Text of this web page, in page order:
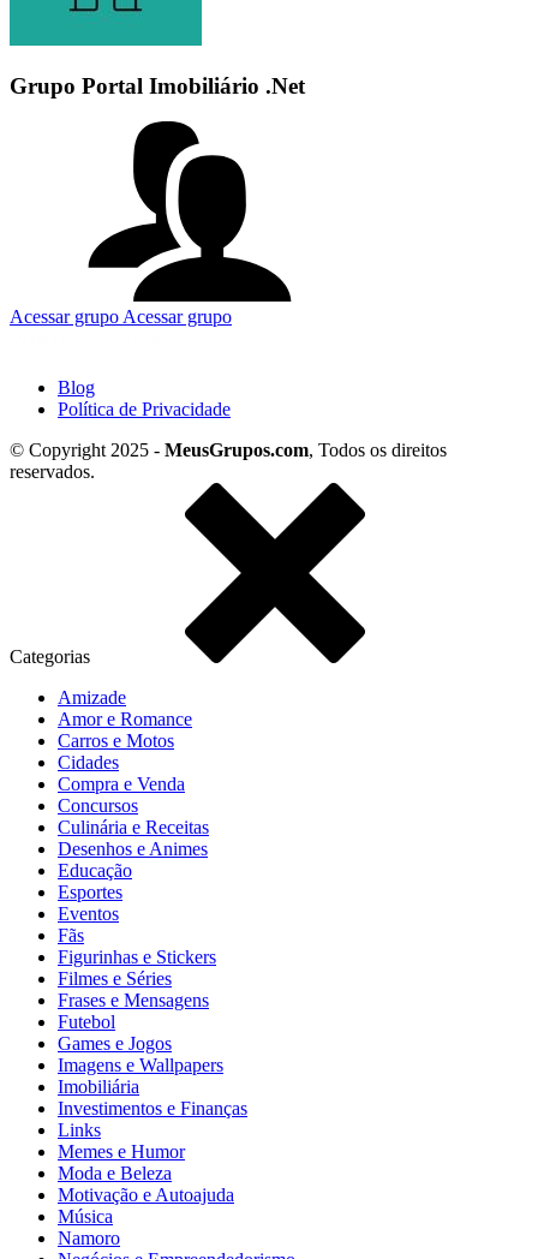
Grupo Portal Imobiliário .Net
Acessar grupo Acessar grupo
Blog
Política de Privacidade
© Copyright 2025 - MeusGrupos.com, Todos os direitos
reservados.
Categorias
Amizade
Amor e Romance
Carros e Motos
Cidades
Compra e Venda
Concursos
Culinária e Receitas
Desenhos e Animes
Educação
Esportes
Eventos
Fãs
Figurinhas e Stickers
Filmes e Séries
Frases e Mensagens
Futebol
Games e Jogos
Imagens e Wallpapers
Imobiliária
Investimentos e Finanças
Links
Memes e Humor
Moda e Beleza
Motivação e Autoajuda
Música
Namoro